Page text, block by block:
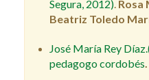
Segura, 2012) Rosa
Beatriz Toledo
José María Rey
pedagogo cordobés